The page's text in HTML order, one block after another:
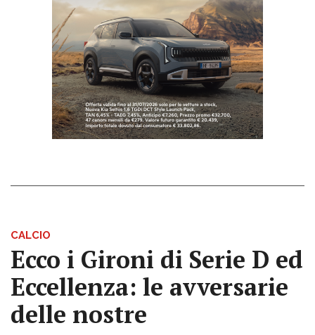
CALCIO
Ecco i Gironi di Serie D ed
Eccellenza: le avversarie
delle nostre